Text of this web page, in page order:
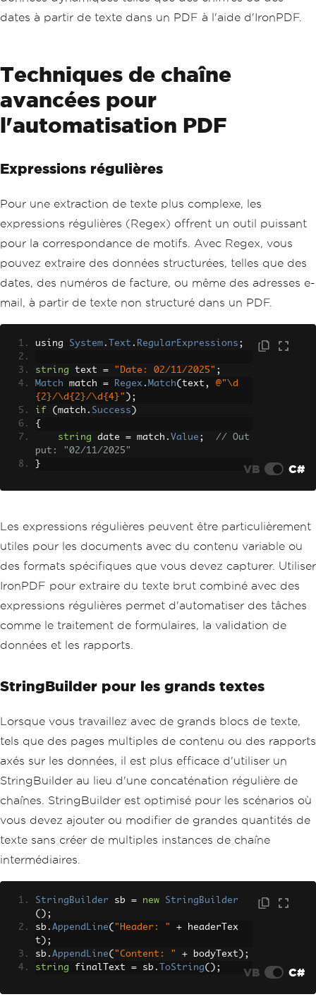
dates à partir de texte dans un PDF à l'aide d'IronPDF.
Techniques de chaîne
avancées pour
l'automatisation PDF
Expressions régulières
Pour une extraction de texte plus complexe, les
expressions régulières (Regex) offrent un outil puissant
pour la correspondance de motifs. Avec Regex, vous
pouvez extraire des données structurées, telles que des
dates, des numéros de facture, ou même des adresses e-
mail, à partir de texte non structuré dans un PDF.
using System . Text . RegularExpressions ;
string text = "Date: 02/11/2025" ;
Match match = Regex . Match( text ,
@"\d
{2}/\d{2}/\d{4}" );
if
( match . Success )
{
string date = match . Value ;
// Out
put: "02/11/2025"
}
VB C#
Les expressions régulières peuvent être particulièrement
utiles pour les documents avec du contenu variable ou
des formats spécifiques que vous devez capturer. Utiliser
IronPDF pour extraire du texte brut combiné avec des
expressions régulières permet d'automatiser des tâches
comme le traitement de formulaires, la validation de
données et les rapports.
StringBuilder pour les grands textes
Lorsque vous travaillez avec de grands blocs de texte,
tels que des pages multiples de contenu ou des rapports
axés sur les données, il est plus efficace d'utiliser un
StringBuilder au lieu d'une concaténation régulière de
chaînes. StringBuilder est optimisé pour les scénarios où
vous devez ajouter ou modifier de grandes quantités de
texte sans créer de multiples instances de chaîne
intermédiaires.
StringBuilder sb = new
StringBuilder
();
sb . AppendLine( "Header: " + headerTex
t );
sb . AppendLine( "Content: " + bodyText );
string finalText = sb . ToString(); VB C#